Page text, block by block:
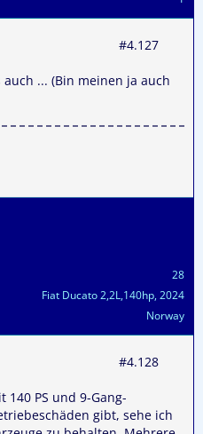
#4.127
... (Bin meinen ja auch
28
Fiat Ducato 2,2L,140hp, 2024
Norway
#4.128
140 PS und 9-Gang-
gibt, sehe ich